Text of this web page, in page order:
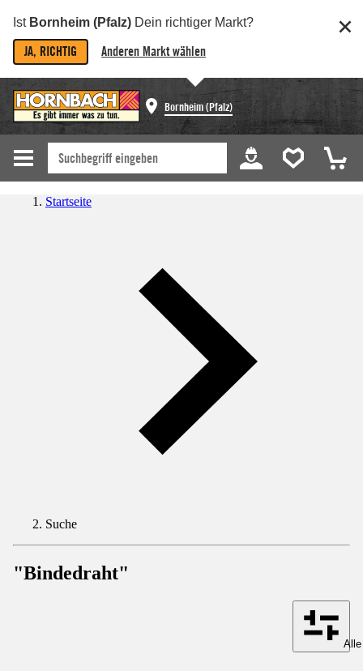
Ist Bornheim (Pfalz) Dein richtiger Markt?
JA, RICHTIG Anderen Markt wählen
Bornheim (Pfalz)
Startseite
Suche
"Bindedraht"